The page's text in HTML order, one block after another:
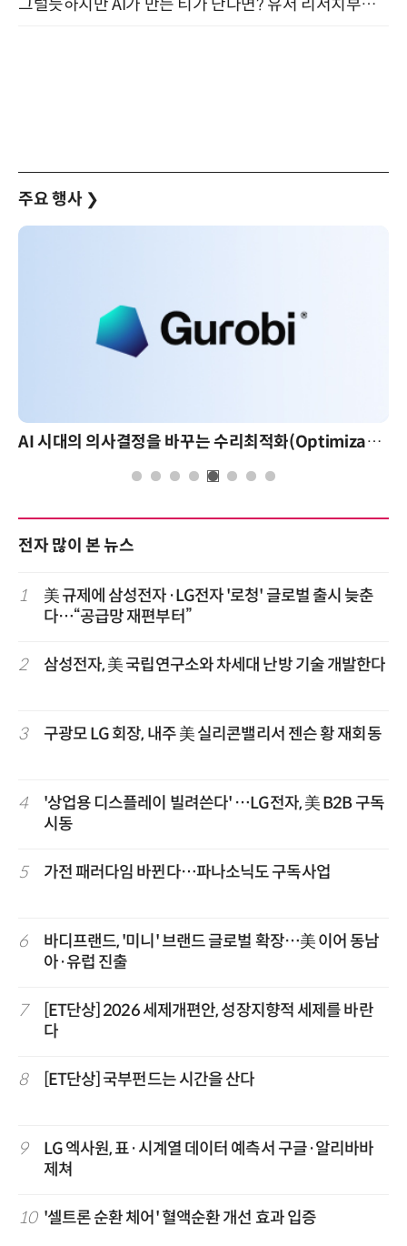
그럴듯하지만 AI가 만든 티가 난다면? 유저 리서치부터 배포까지! (9/15)
주요 행사 ❯
AI 시대의 의사결정을 바꾸는 수리최적화(Optimization): 실제 산업 적용 사례와 활용 전략 AI 핀옵스 실전 세미
전자 많이 본 뉴스
1
美 규제에 삼성전자·LG전자 '로청' 글로벌 출시 늦춘
다…“공급망 재편부터”
2 삼성전자, 美 국립연구소와 차세대 난방 기술 개발한다
3 구광모 LG 회장, 내주 美 실리콘밸리서 젠슨 황 재회동
4
'상업용 디스플레이 빌려쓴다' …LG전자, 美 B2B 구독
시동
5 가전 패러다임 바뀐다…파나소닉도 구독사업
6
바디프랜드, '미니' 브랜드 글로벌 확장…美 이어 동남
아·유럽 진출
7
[ET단상] 2026 세제개편안, 성장지향적 세제를 바란
다
8 [ET단상] 국부펀드는 시간을 산다
9
LG 엑사원, 표·시계열 데이터 예측서 구글·알리바바
제쳐
10 '셀트론 순환 체어' 혈액순환 개선 효과 입증